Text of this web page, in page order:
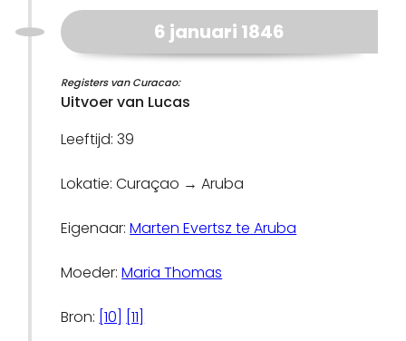
6 januari 1846
Registers van Curacao:
Uitvoer van Lucas
Leeftijd: 39
Lokatie: Curaçao → Aruba
Eigenaar:Marten Evertsz te Aruba
Moeder:Maria Thomas
Bron: [10] [11]